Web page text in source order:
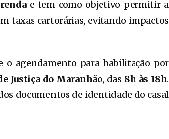
e tem como objetivo permitir a
taxas cartorárias, evitando impactos
o agendamento para habilitação por
Justiça do Maranhão, das 8h às 18h.
documentos de identidade do casal